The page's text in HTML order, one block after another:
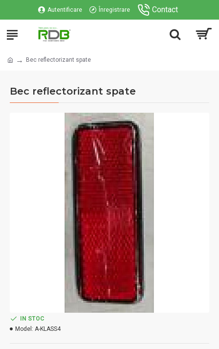
Autentificare Înregistrare Contact
Bec reflectorizant spate
Bec reflectorizant spate
IN STOC
Model: A-KLASS4